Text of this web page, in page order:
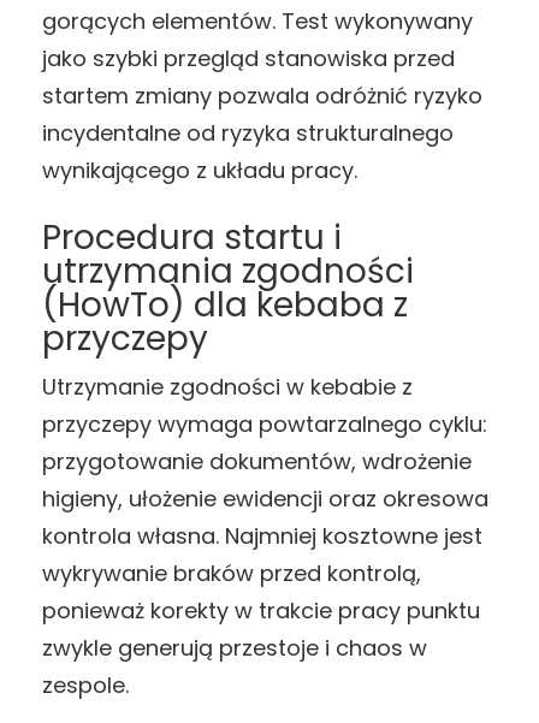
gorących elementów. Test wykonywany
jako szybki przegląd stanowiska przed
startem zmiany pozwala odróżnić ryzyko
incydentalne od ryzyka strukturalnego
wynikającego z układu pracy.
Procedura startu i
utrzymania zgodności
(HowTo) dla kebaba z
przyczepy
Utrzymanie zgodności w kebabie z
przyczepy wymaga powtarzalnego cyklu:
przygotowanie dokumentów, wdrożenie
higieny, ułożenie ewidencji oraz okresowa
kontrola własna. Najmniej kosztowne jest
wykrywanie braków przed kontrolą,
ponieważ korekty w trakcie pracy punktu
zwykle generują przestoje i chaos w
zespole.